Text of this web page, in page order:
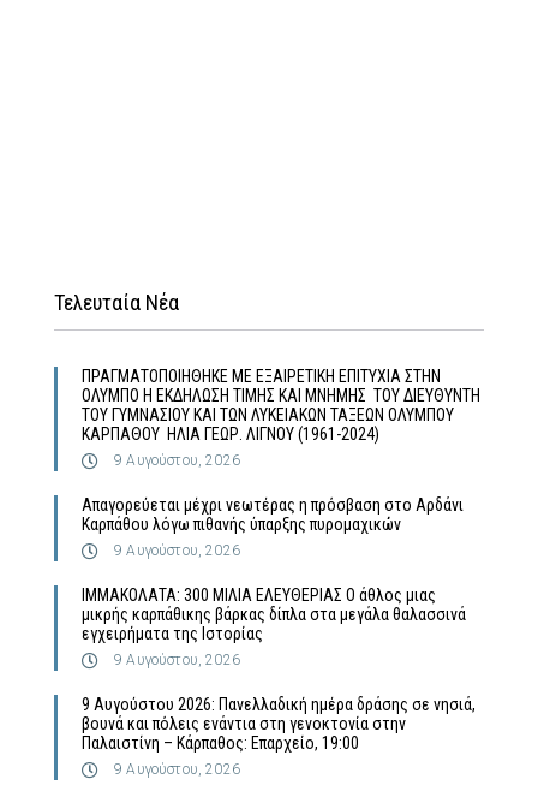
Τελευταία Νέα
ΠΡΑΓΜΑΤΟΠΟΙΗΘΗΚΕ ΜΕ ΕΞΑΙΡΕΤΙΚΗ ΕΠΙΤΥΧΙΑ ΣΤΗΝ
ΟΛΥΜΠΟ Η ΕΚΔΗΛΩΣΗ ΤΙΜΗΣ ΚΑΙ ΜΝΗΜΗΣ ΤΟΥ ΔΙΕΥΘΥΝΤΗ
ΤΟΥ ΓΥΜΝΑΣΙΟΥ ΚΑΙ ΤΩΝ ΛΥΚΕΙΑΚΩΝ ΤΑΞΕΩΝ ΟΛΥΜΠΟΥ
ΚΑΡΠΑΘΟΥ ΗΛΙΑ ΓΕΩΡ. ΛΙΓΝΟΥ (1961-2024)
9 Αυγούστου, 2026
Απαγορεύεται μέχρι νεωτέρας η πρόσβαση στο Αρδάνι
Καρπάθου λόγω πιθανής ύπαρξης πυρομαχικών
9 Αυγούστου, 2026
ΙΜΜΑΚΟΛΑΤΑ: 300 ΜΙΛΙΑ ΕΛΕΥΘΕΡΙΑΣ Ο άθλος μιας
μικρής καρπάθικης βάρκας δίπλα στα μεγάλα θαλασσινά
εγχειρήματα της Ιστορίας
9 Αυγούστου, 2026
9 Αυγούστου 2026: Πανελλαδική ημέρα δράσης σε νησιά,
βουνά και πόλεις ενάντια στη γενοκτονία στην
Παλαιστίνη – Κάρπαθος: Επαρχείο, 19:00
9 Αυγούστου, 2026